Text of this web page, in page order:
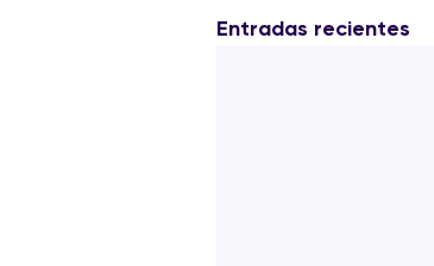
Entradas recientes